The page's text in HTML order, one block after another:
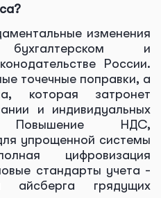
изменения
и
России.
точечные поправки, а
которая затронет
и индивидуальных
Повышение НДС,
упрощенной системы
цифровизация
стандарты учета -
грядущих